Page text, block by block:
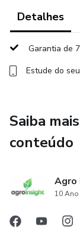
Detalhes
Garantia de
Estude do
Saiba
conteúdo
Agro
10